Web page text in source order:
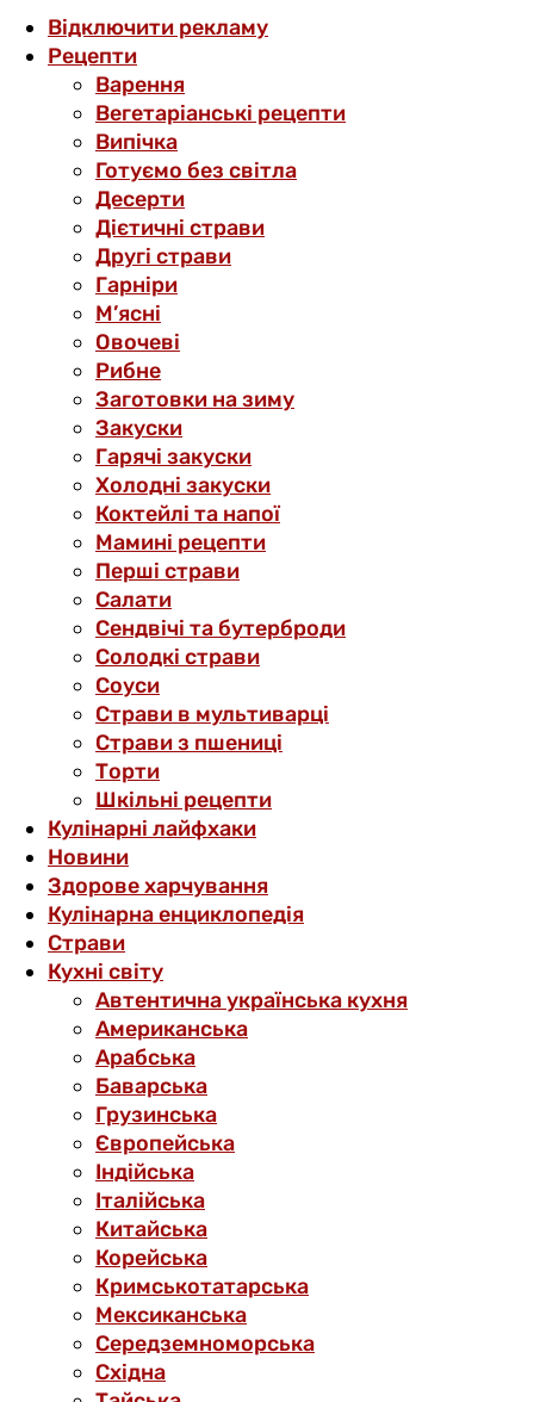
Відключити рекламу
Рецепти
Варення
Вегетаріанські рецепти
Випічка
Готуємо без світла
Десерти
Дієтичні страви
Другі страви
Гарніри
М’ясні
Овочеві
Рибне
Заготовки на зиму
Закуски
Гарячі закуски
Холодні закуски
Коктейлі та напої
Мамині рецепти
Перші страви
Салати
Сендвічі та бутерброди
Солодкі страви
Соуси
Страви в мультиварці
Страви з пшениці
Торти
Шкільні рецепти
Кулінарні лайфхаки
Новини
Здорове харчування
Кулінарна енциклопедія
Страви
Кухні світу
Автентична українська кухня
Американська
Арабська
Баварська
Грузинська
Європейська
Індійська
Італійська
Китайська
Корейська
Кримськотатарська
Мексиканська
Середземноморська
Східна